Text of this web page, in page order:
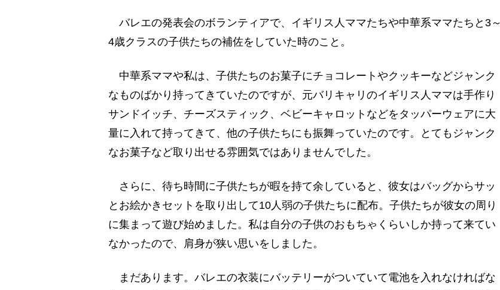
バレエの発表会のボランティアで、イギリス人ママたちや中華系ママたちと3～
4歳クラスの子供たちの補佐をしていた時のこと。
中華系ママや私は、子供たちのお菓子にチョコレートやクッキーなどジャンク
なものばかり持ってきていたのですが、元バリキャリのイギリス人ママは手作り
サンドイッチ、チーズスティック、ベビーキャロットなどをタッパーウェアに大
量に入れて持ってきて、他の子供たちにも振舞っていたのです。とてもジャンク
なお菓子など取り出せる雰囲気ではありませんでした。
さらに、待ち時間に子供たちが暇を持て余していると、彼女はバッグからサッ
とお絵かきセットを取り出して10人弱の子供たちに配布。子供たちが彼女の周り
に集まって遊び始めました。私は自分の子供のおもちゃくらいしか持って来てい
なかったので、肩身が狭い思いをしました。
まだあります。バレエの衣装にバッテリーがついていて電池を入れなければな